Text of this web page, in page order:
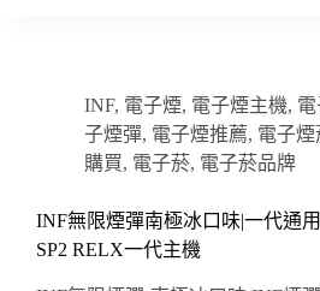
INF, 電子煙, 電子煙主機,
子煙彈, 電子煙推薦, 電子煙
購買, 電子菸, 電子菸品牌
INF無限煙彈南極冰口味|一代通
SP2 RELX一代主機